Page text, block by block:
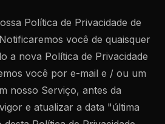
Política de Privacidade de
você de quaisquer
a nova Política de Privacidade
você por e-mail e / ou um
nosso Serviço, antes da
e atualizar a data "última